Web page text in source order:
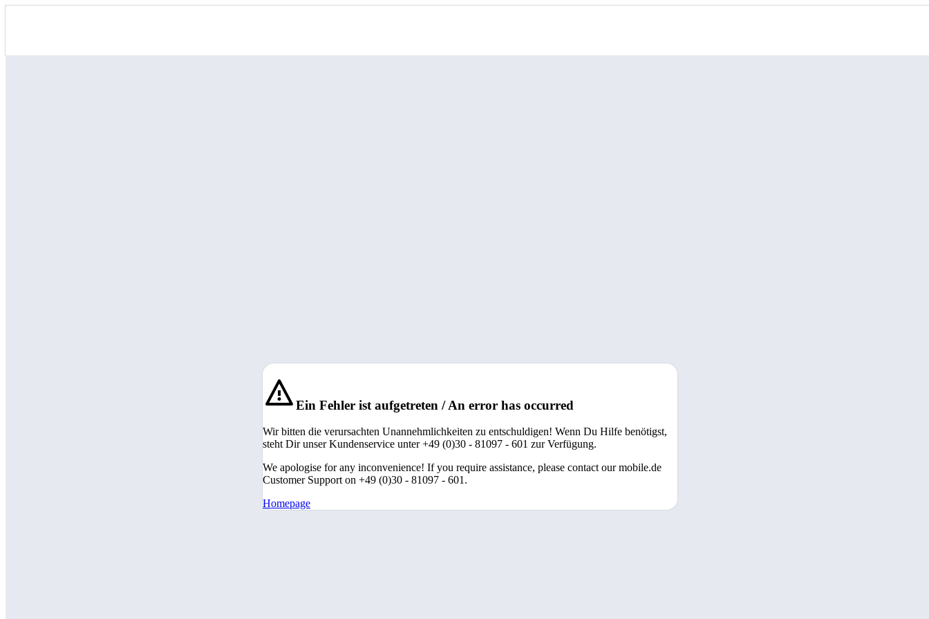
Ein Fehler ist aufgetreten / An error has occurred
Wir bitten die verursachten Unannehmlichkeiten zu entschuldigen! Wenn Du Hilfe benötigst,
steht Dir unser Kundenservice unter +49 (0)30 - 81097 - 601 zur Verfügung.
We apologise for any inconvenience! If you require assistance, please contact our mobile.de
Customer Support on +49 (0)30 - 81097 - 601.
Homepage